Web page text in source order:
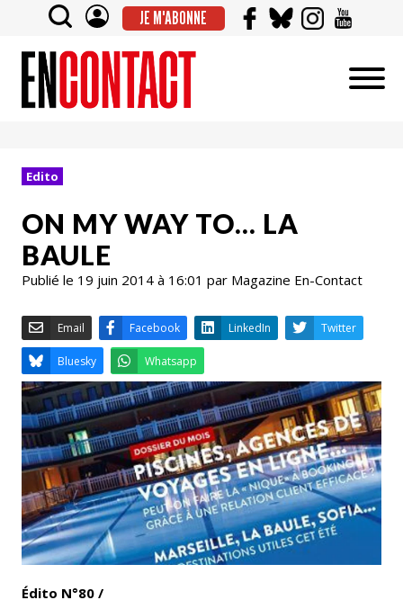
JE M'ABONNE
Edito
ON MY WAY TO… LA
BAULE
Publié le 19 juin 2014 à 16:01 par Magazine En-Contact
Email Facebook LinkedIn
Bluesky Whatsapp
Édito N°80 /